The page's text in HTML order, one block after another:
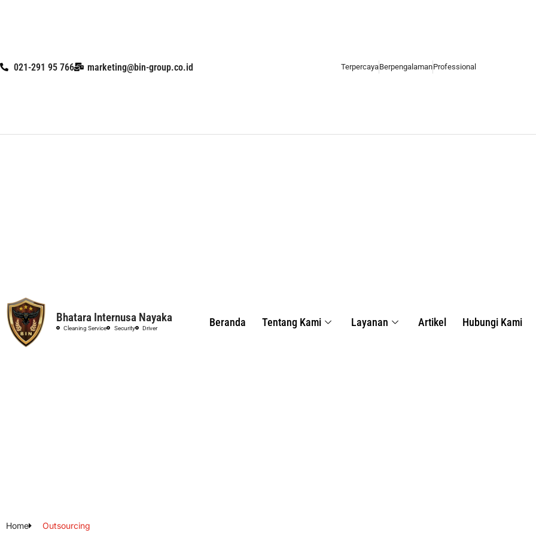
content
021-291 95 766 marketing@bin-group.co.id TerpercayaBerpengalamanProfessional
Bhatara Internusa Nayaka
Cleaning Service Security Driver Beranda Tentang Kami Layanan Artikel Hubungi Kami
Home Outsourcing